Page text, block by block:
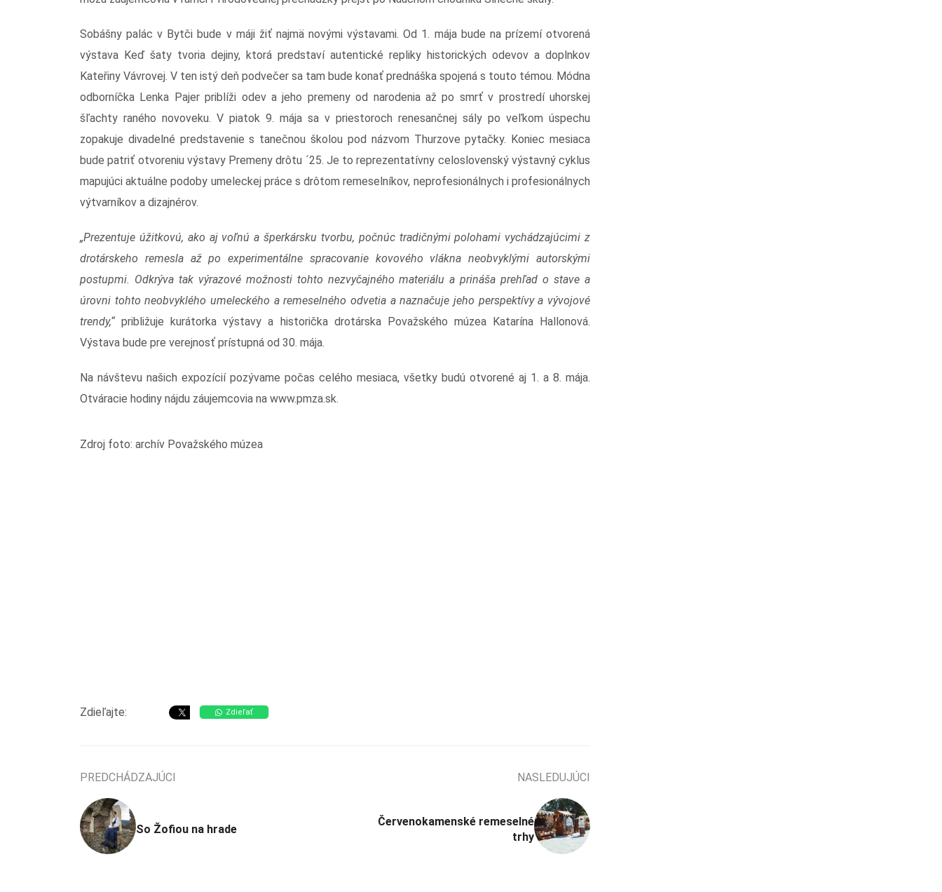
Sobášny palác v Bytči bude v máji žiť najmä novými výstavami. Od 1. mája bude na prízemí otvorená
výstava Keď šaty tvoria dejiny, ktorá predstaví autentické repliky historických odevov a doplnkov
Kateřiny Vávrovej. V ten istý deň podvečer sa tam bude konať prednáška spojená s touto témou. Módna
odborníčka Lenka Pajer priblíži odev a jeho premeny od narodenia až po smrť v prostredí uhorskej
šľachty raného novoveku. V piatok 9. mája sa v priestoroch renesančnej sály po veľkom úspechu
zopakuje divadelné predstavenie s tanečnou školou pod názvom Thurzove pytačky. Koniec mesiaca
bude patriť otvoreniu výstavy Premeny drôtu ´25. Je to reprezentatívny celoslovenský výstavný cyklus
mapujúci aktuálne podoby umeleckej práce s drôtom remeselníkov, neprofesionálnych i profesionálnych
výtvarníkov a dizajnérov.
„Prezentuje úžitkovú, ako aj voľnú a šperkársku tvorbu, počnúc tradičnými polohami vychádzajúcimi z
drotárskeho remesla až po experimentálne spracovanie kovového vlákna neobvyklými autorskými
postupmi. Odkrýva tak výrazové možnosti tohto nezvyčajného materiálu a prináša prehľad o stave a
úrovni tohto neobvyklého umeleckého a remeselného odvetia a naznačuje jeho perspektívy a vývojové
trendy,“približuje kurátorka výstavy a historička drotárska Považského múzea Katarína Hallonová.
Výstava bude pre verejnosť prístupná od 30. mája.
Na návštevu našich expozícií pozývame počas celého mesiaca, všetky budú otvorené aj 1. a 8. mája.
Otváracie hodiny nájdu záujemcovia na www.pmza.sk.
Zdroj foto: archív Považského múzea
Zdieľajte: Zdieľať
PREDCHÁDZAJÚCI
So Žofiou na hrade
NASLEDUJÚCI
Červenokamenské remeselné
trhy